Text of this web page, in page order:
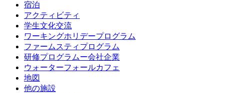
宿泊
アクティビティ
学生文化交流
ワーキングホリデープログラム
ファームスティプログラム
研修プログラムー会社企業
ウォーターフォールカフェ
地図
他の施設